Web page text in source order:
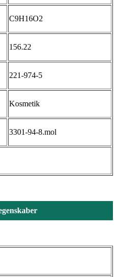
C9H16O2
156.22
221-974-5
Kosmetik
3301-94-8.mol